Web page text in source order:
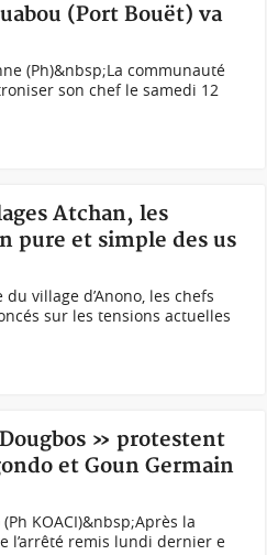
(Port Bouët) va
(Ph)&nbsp;La communauté
son chef le samedi 12
Atchan, les
pure et simple des us
village d’Anono, les chefs
sur les tensions actuelles
» protestent
et Goun Germain
KOACI)&nbsp;Après la
l’arrêté remis lundi dernier e